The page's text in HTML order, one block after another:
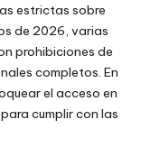
estrictas sobre
de 2026, varias
prohibiciones de
completos. En
el acceso en
cumplir con las